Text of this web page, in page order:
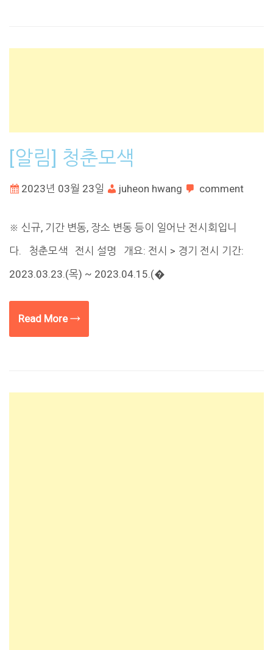
[알림] 청춘모색
2023년 03월 23일 juheon hwang comment
※ 신규, 기간 변동, 장소 변동 등이 일어난 전시회입니
다. 청춘모색 전시 설명 개요: 전시 > 경기 전시 기간:
2023.03.23.(목) ~ 2023.04.15.(�
Read More →